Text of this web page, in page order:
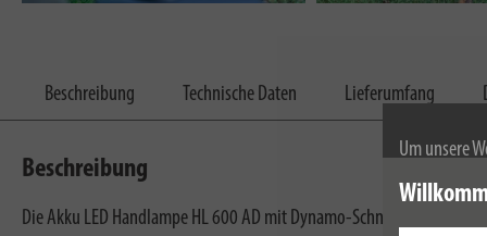
Um unsere
wir Cookies.
Weitere
Beschreibung Technische Daten Lieferumfang
Beschreibung
Die Akku LED Handlampe HL 600 AD mit Dynamo-